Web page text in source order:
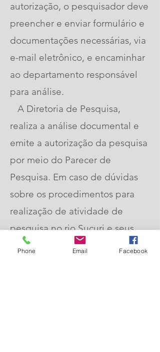
autorização, o pesquisador deve
preencher e enviar formulário e
documentações necessárias, via
e-mail eletrônico, e encaminhar
ao departamento responsável
para análise.
A Diretoria de Pesquisa,
realiza a análise documental e
emite a autorização da pesquisa
por meio do Parecer de
Pesquisa. Em caso de dúvidas
sobre os procedimentos para
realização de atividade de
pesquisa no rio Sucuri e seus
entornos, os interessados
Phone Email Facebook